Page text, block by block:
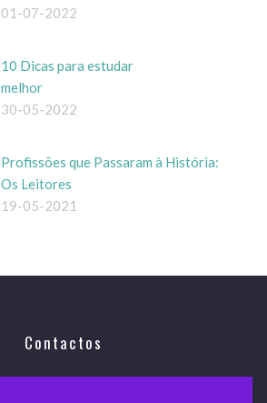
01-07-2022
10 Dicas para estudar
melhor
30-05-2022
Profissões que Passaram à História:
Os Leitores
19-05-2021
Contactos